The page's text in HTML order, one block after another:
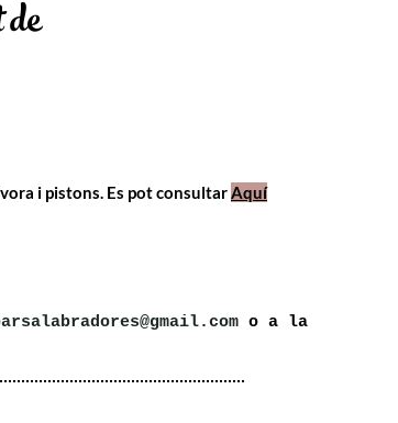
i pistons. Es pot consultarAquí
o a la